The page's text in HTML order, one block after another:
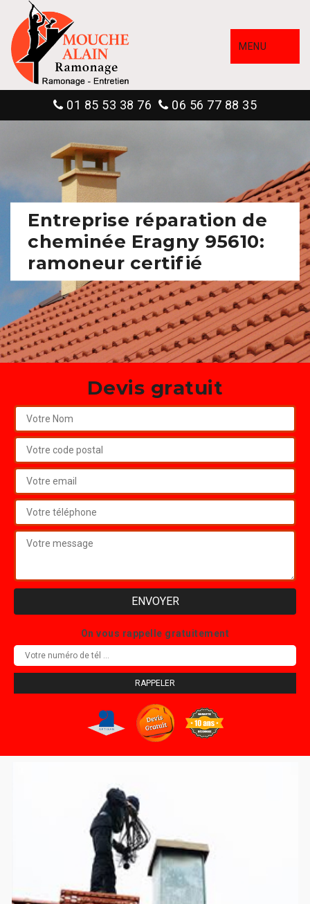
MENU
01 85 53 38 76 06 56 77 88 35
Entreprise réparation de
cheminée Eragny 95610:
ramoneur certifié
Devis gratuit
On vous rappelle gratuitement